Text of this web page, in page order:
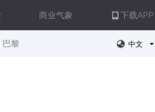
商业气象 下载APP
巴黎 中文